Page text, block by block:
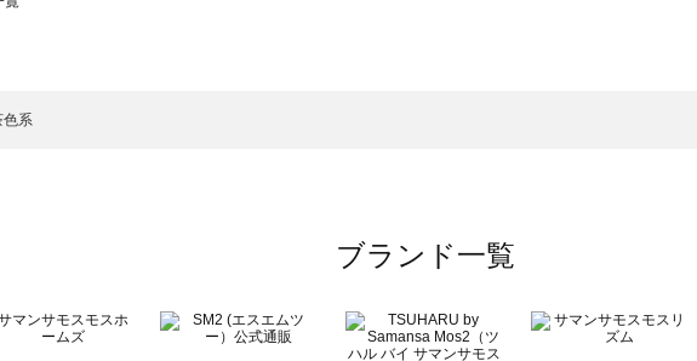
ルバイサマンサモスモス）のボトムス一覧
モス ラーゴム）のボトムス一覧
）のボトムス一覧
ス一覧
色系
ブランド一覧